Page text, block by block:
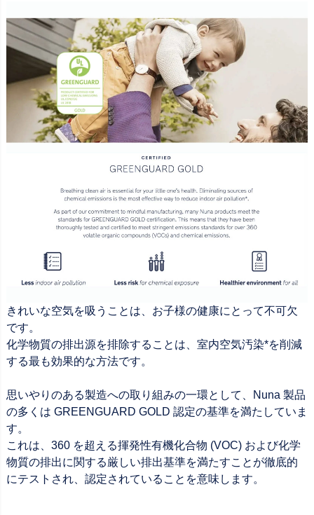
きれいな空気を吸うことは、お子様の健康にとって不可欠
です。
化学物質の排出源を排除することは、室内空気汚染*を削減
する最も効果的な方法です。
思いやりのある製造への取り組みの一環として、Nuna 製品
の多くは GREENGUARD GOLD 認定の基準を満たしていま
す。
これは、360 を超える揮発性有機化合物 (VOC) および化学
物質の排出に関する厳しい排出基準を満たすことが徹底的
にテストされ、認定されていることを意味します。